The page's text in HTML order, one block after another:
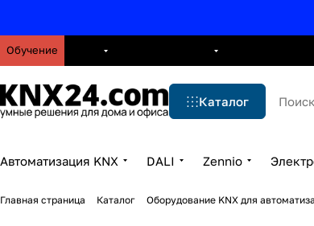
Обучение
Каталог
Автоматизация KNX DALI Zennio
Главная страница Каталог Оборудование KNX для